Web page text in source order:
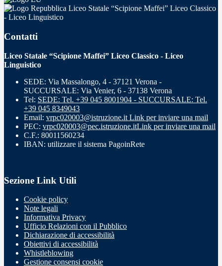
Liceo Statale “Scipione Maffei” Liceo Classico
- Liceo Linguistico
Contatti
Liceo Statale “Scipione Maffei” Liceo Classico - Liceo
Linguistico
SEDE: Via Massalongo, 4 - 37121 Verona -
SUCCURSALE: Via Venier, 6 - 37138 Verona
Tel: SEDE: Tel. +39 045 8001904 - SUCCURSALE: Tel.
+39 045 8349043
Email: vrpc020003@istruzione.it Link per inviare una mail
PEC: vrpc020003@pec.istruzione.itLink per inviare una mail
C.F.: 80011560234
IBAN: utilizzare il sistema PagoinRete
Sezione Link Utili
Cookie policy
Note legali
Informativa Privacy
Ufficio Relazioni con il Pubblico
Dichiarazione di accessibilità
Obiettivi di accessibilità
Whistleblowing
Gestione consensi cookie